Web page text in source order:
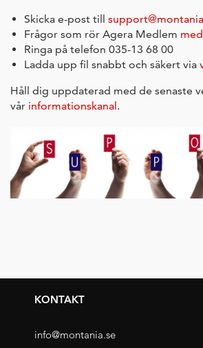
Skicka e-post till
Frågor som rör Agera Medlem
Ringa på telefon 035-13 68 00
Ladda upp fil snabbt och säkert via
Håll dig uppdaterad med de senaste
vår informationskanal.
KONTAKT
info@montania.se